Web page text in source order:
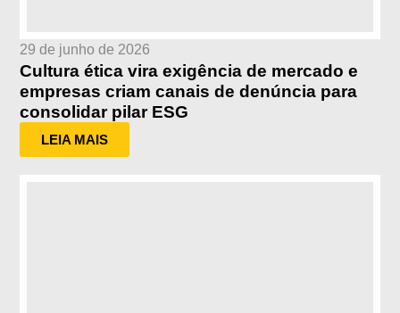
29 de junho de 2026
Cultura ética vira exigência de mercado e
empresas criam canais de denúncia para
consolidar pilar ESG
LEIA MAIS